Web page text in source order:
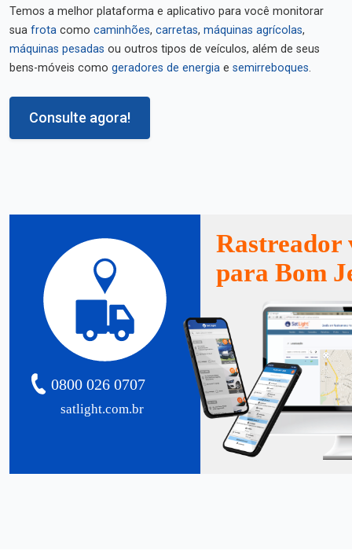
Temos a melhor plataforma e aplicativo para você monitorar
sua frota como caminhões, carretas, máquinas agrícolas,
máquinas pesadas ou outros tipos de veículos, além de seus
bens-móveis como geradores de energia e semirreboques.
Consulte agora!
satlight.com.br
0800 026 0707
Rastreador
para Bom